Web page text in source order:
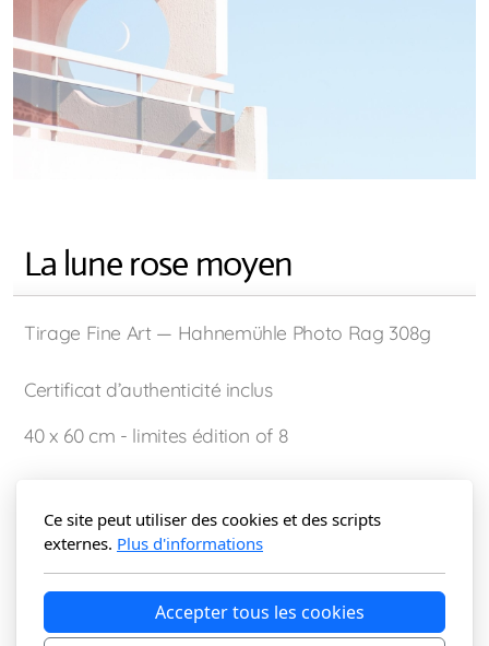
La lune rose moyen
Tirage Fine Art — Hahnemühle Photo Rag 308g
Certificat d’authenticité inclus
40 x 60 cm - limites édition of 8
Ajouter au panier
Ce site peut utiliser des cookies et des scripts
externes. Plus d'informations
Accepter tous les cookies